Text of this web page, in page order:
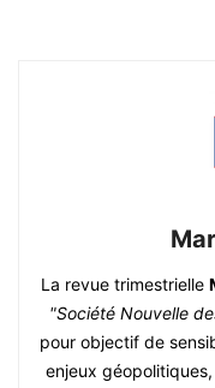
La revue trimestrielle
"Société Nouvelle
pour objectif de
enjeux